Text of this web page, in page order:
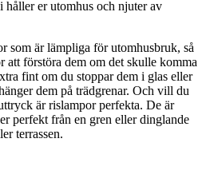
håller er utomhus och njuter av
som är lämpliga för utomhusbruk, så
att förstöra dem om det skulle komma
fint om du stoppar dem i glas eller
dem på trädgrenar. Och vill du
är rislampor perfekta. De är
perfekt från en gren eller dinglande
terrassen.